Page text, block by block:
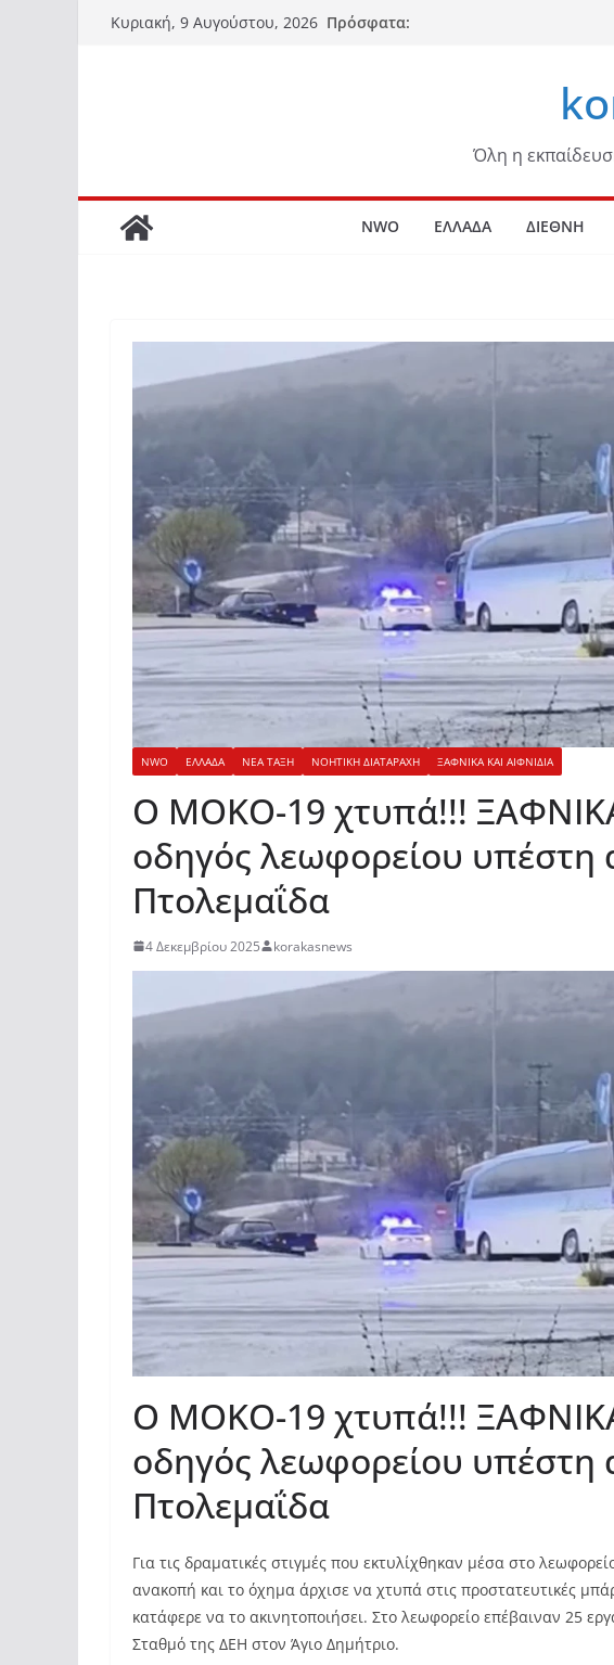
Μετάβαση
Κυριακή, 9 Αυγούστου, 2026 Πρόσφατα:
Όλη η
NWO ΕΛΛΑΔΑ ΔΙΕΘΝΗ
NWO ΕΛΛΑΔΑ ΝΕΑ ΤΑΞΗ ΝΟΗΤΙΚΗ ΔΙΑΤΑΡΑΧΗ ΞΑΦΝΙΚΑ ΚΑΙ ΑΙΦΝΙΔΙΑ
O MOKO-19 χτυπά!!!
οδηγός λεωφορείου υπέστη
Πτολεμαΐδα
4 Δεκεμβρίου 2025 korakasnews
O MOKO-19 χτυπά!!!
οδηγός λεωφορείου υπέστη
Πτολεμαΐδα
Για τις δραματικές στιγμές που εκτυλίχθηκαν μέσα στο
ανακοπή και το όχημα άρχισε να χτυπά στις προστατευτικές
κατάφερε να το ακινητοποιήσει. Στο λεωφορείο επέβαιναν 25
Σταθμό της ΔΕΗ στον Άγιο Δημήτριο.